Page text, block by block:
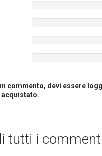
commento, devi essere
tutti i